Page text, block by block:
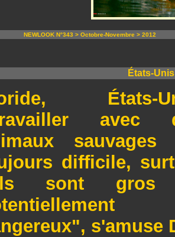
NEWLOOK N°343 > Octobre-Novembre > 2012
États-
États-
avec
sauvages
difficile,
sont gros
s'amuse